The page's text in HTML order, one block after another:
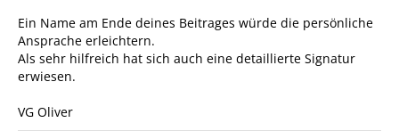
Ein Name am Ende deines Beitrages würde die persönliche
Ansprache erleichtern.
Als sehr hilfreich hat sich auch eine detaillierte Signatur
erwiesen.
VG Oliver